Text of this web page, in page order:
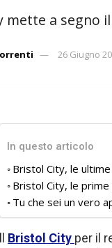
mette a segno
26 Giugno
In questo articolo
Bristol City, le
Bristol City, le
Tu che sei un vero
Bristol City per il